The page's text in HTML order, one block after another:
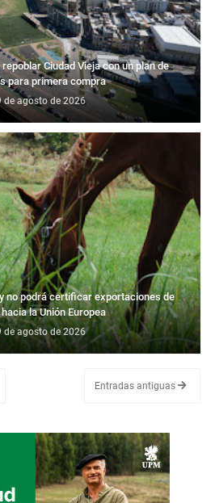
Ciudad Vieja con un plan de
para primera compra
de agosto de 2026
no podrá certificar exportaciones de
la Unión Europea
de agosto de 2026
Entradas antiguas